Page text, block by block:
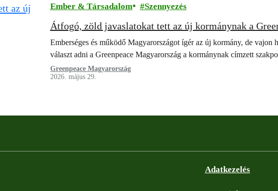
Ember & Társadalom Szennyezés
Átfogó, zöld javaslatokat tett az új kormánynak a
Emberséges és működő Magyarországot ígér az új kormány, de
választ adni a Greenpeace Magyarország a kormánynak címzett
Greenpeace Magyarország
2026. május 29.
Adatkezelés